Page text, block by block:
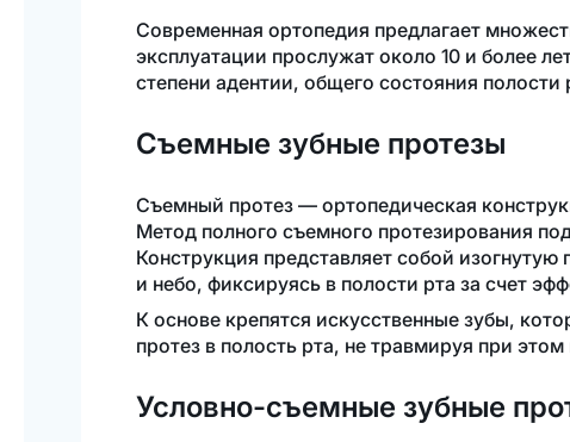
Современная ортопедия предлагает
эксплуатации прослужат около 10 и более
степени адентии, общего состояния
Съемные зубные протезы
Съемный протез — ортопедическая
Метод полного съемного протезирования
Конструкция представляет собой
и небо, фиксируясь в полости рта за счет
К основе крепятся искусственные зубы,
протез в полость рта, не травмируя при
Условно-съемные зубные